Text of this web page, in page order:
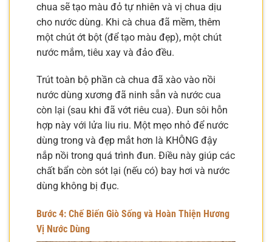
chua sẽ tạo màu đỏ tự nhiên và vị chua dịu
cho nước dùng. Khi cà chua đã mềm, thêm
một chút ớt bột (để tạo màu đẹp), một chút
nước mắm, tiêu xay và đảo đều.
Trút toàn bộ phần cà chua đã xào vào nồi
nước dùng xương đã ninh sẵn và nước cua
còn lại (sau khi đã vớt riêu cua). Đun sôi hỗn
hợp này với lửa liu riu. Một mẹo nhỏ để nước
dùng trong và đẹp mắt hơn là KHÔNG đậy
nắp nồi trong quá trình đun. Điều này giúp các
chất bẩn còn sót lại (nếu có) bay hơi và nước
dùng không bị đục.
Bước 4: Chế Biến Giò Sống và Hoàn Thiện Hương
Vị Nước Dùng